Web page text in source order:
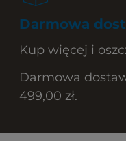
Darmowa
Kup więcej i
Darmowa
499,00 zł.